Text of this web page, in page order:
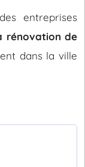
entreprises
rénovation de
dans la ville